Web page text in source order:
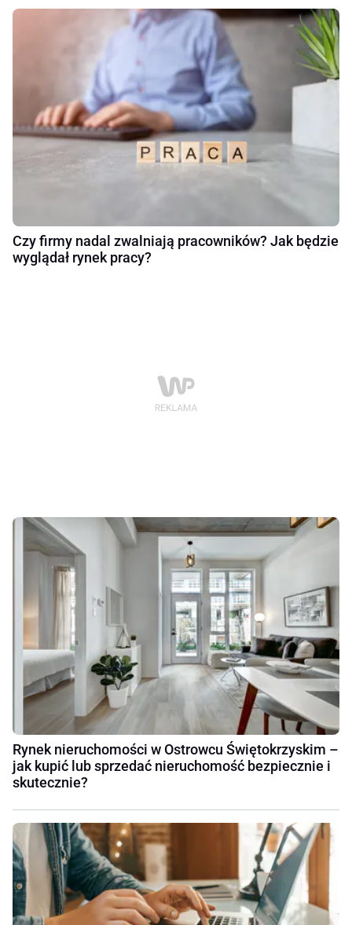
Czy firmy nadal zwalniają pracowników? Jak będzie
wyglądał rynek pracy?
Rynek nieruchomości w Ostrowcu Świętokrzyskim –
jak kupić lub sprzedać nieruchomość bezpiecznie i
skutecznie?